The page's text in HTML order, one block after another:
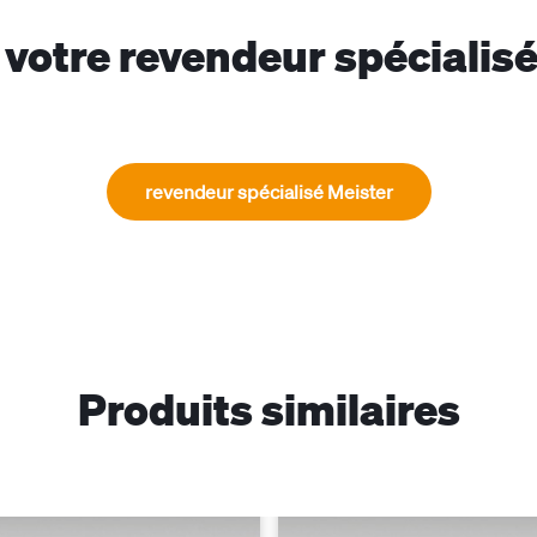
revendeur
revendeur spécialisé Meister
Produits similaires